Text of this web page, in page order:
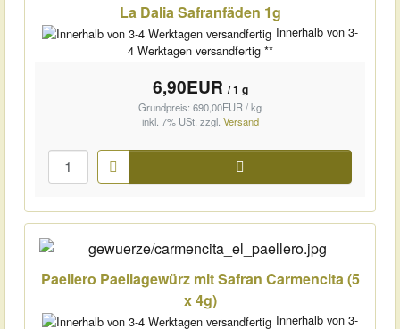
La Dalia Safranfäden 1g
Innerhalb von 3-
4 Werktagen versandfertig **
6,90EUR / 1 g
Grundpreis: 690,00EUR / kg
inkl. 7% USt. zzgl. Versand
Paellero Paellagewürz mit Safran Carmencita (5
x 4g)
Innerhalb von 3-